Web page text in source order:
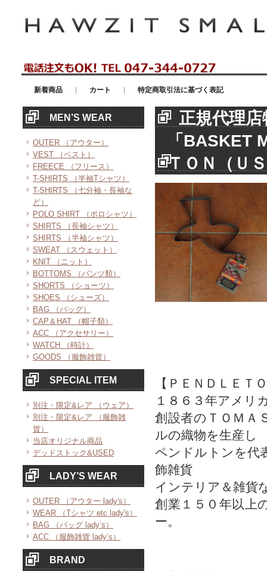
新着商品 カート 特定商取引法に基づく表記
MEN’S WEAR
OUTER （アウター）
VEST （ベスト）
FREECE （フリース）
T-SHIRTS （半袖Tシャツ）
T-SHIRTS （七分袖・長袖な
ど）
POLO SHIRT （ポロシャツ）
SHIRTS （長袖シャツ）
SHIRTS （半袖シャツ）
SWEAT （スウェット）
KNIT （ニット）
BOTTOMS （パンツ類）
SHORTS （ショーツ）
SHOES （シューズ）
BAG （バッグ）
CAP＆HAT （帽子類）
ACC （アクセサリー）
WATCH （時計）
GOODS （服飾雑貨）
SPECIAL ITEM
別注・限定&レア （ウェア）
別注・限定&レア （服飾雑
貨）
当店オリジナル商品
デッドストック&USED
LADY’S WEAR
OUTER （アウター lady's）
WEAR （Tシャツ etc lady's）
BAG （バッグ lady’s）
ACC （服飾雑貨 lady’s）
BRAND
正規代理
「BASKET
ＴＯＮ（Ｕ
【ＰＥＮＤＬＥ
１８６３年アメ
創設者のＴＯＭＡ
ルの織物を生産し
ペンドルトンを代
飾雑貨
インテリア＆雑貨
創業１５０年以上
ー。